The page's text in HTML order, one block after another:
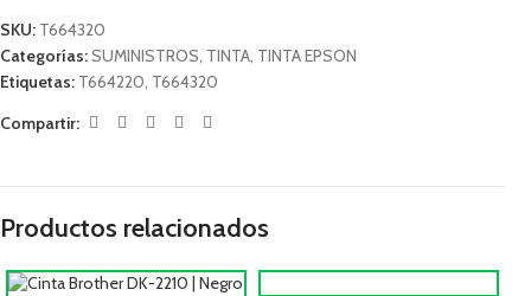
SKU: T664320
Categorías:SUMINISTROS, TINTA, TINTA EPSON
Etiquetas: T664220, T664320
Compartir:
Productos relacionados